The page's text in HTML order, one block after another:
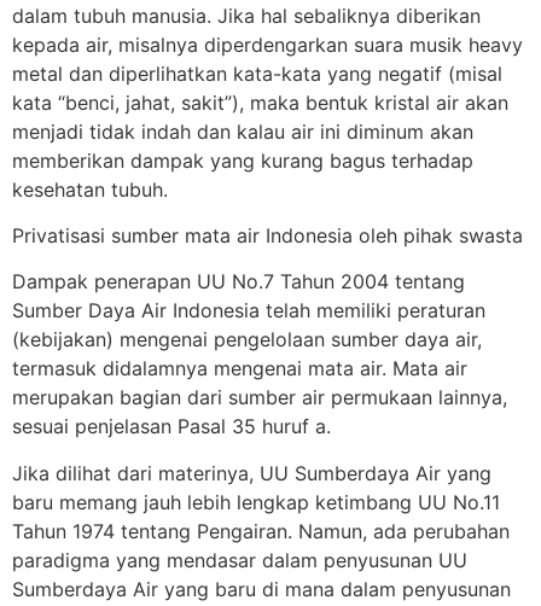
dalam tubuh manusia. Jika hal sebaliknya diberikan
kepada air, misalnya diperdengarkan suara musik heavy
metal dan diperlihatkan kata-kata yang negatif (misal
kata “benci, jahat, sakit”), maka bentuk kristal air akan
menjadi tidak indah dan kalau air ini diminum akan
memberikan dampak yang kurang bagus terhadap
kesehatan tubuh.
Privatisasi sumber mata air Indonesia oleh pihak swasta
Dampak penerapan UU No.7 Tahun 2004 tentang
Sumber Daya Air Indonesia telah memiliki peraturan
(kebijakan) mengenai pengelolaan sumber daya air,
termasuk didalamnya mengenai mata air. Mata air
merupakan bagian dari sumber air permukaan lainnya,
sesuai penjelasan Pasal 35 huruf a.
Jika dilihat dari materinya, UU Sumberdaya Air yang
baru memang jauh lebih lengkap ketimbang UU No.11
Tahun 1974 tentang Pengairan. Namun, ada perubahan
paradigma yang mendasar dalam penyusunan UU
Sumberdaya Air yang baru di mana dalam penyusunan